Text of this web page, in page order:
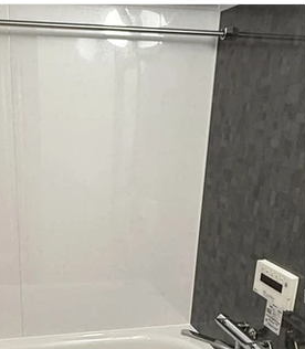
マンション ソリタハイツ
リフォームまるごと快適プラン